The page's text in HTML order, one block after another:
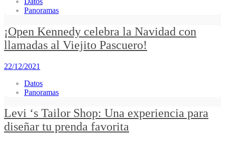
Panoramas
¡Open Kennedy celebra la Navidad con
llamadas al Viejito Pascuero!
22/12/2021
Datos
Panoramas
Levi ‘s Tailor Shop: Una experiencia para
diseñar tu prenda favorita